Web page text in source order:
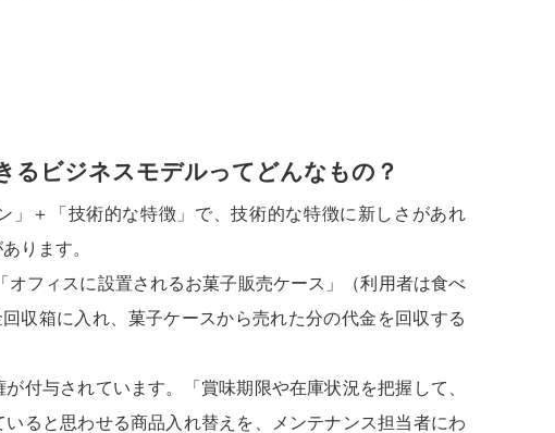
るビジネスモデルってどんなもの？
＋「技術的な特徴」で、技術的な特徴に新しさがあれ
ります。
フィスに設置されるお菓子販売ケース」（利用者は食べ
収箱に入れ、菓子ケースから売れた分の代金を回収する
付与されています。「賞味期限や在庫状況を把握して、
ると思わせる商品入れ替えを、メンテナンス担当者にわ